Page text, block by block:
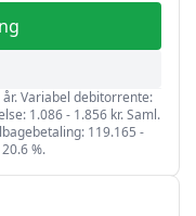
Variabel debitorrente:
1.086 - 1.856 kr. Saml.
119.165 -
%.